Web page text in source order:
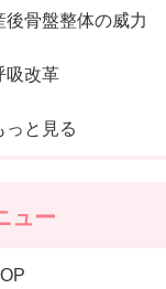
後骨盤整体の威力
吸改革
っと見る
ュー